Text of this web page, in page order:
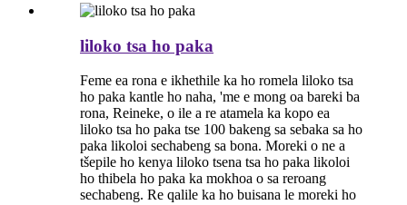
liloko tsa ho paka
Feme ea rona e ikhethile ka ho romela liloko tsa
ho paka kantle ho naha, 'me e mong oa bareki ba
rona, Reineke, o ile a re atamela ka kopo ea
liloko tsa ho paka tse 100 bakeng sa sebaka sa ho
paka likoloi sechabeng sa bona. Moreki o ne a
tšepile ho kenya liloko tsena tsa ho paka likoloi
ho thibela ho paka ka mokhoa o sa reroang
sechabeng. Re qalile ka ho buisana le moreki ho